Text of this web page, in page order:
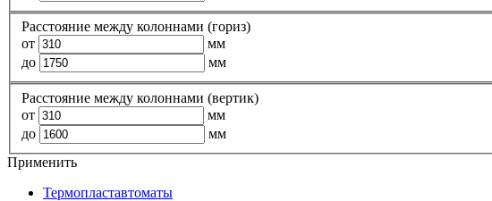
Расстояние между колоннами (гориз)
от
мм
до
мм
Расстояние между колоннами (вертик)
от
мм
до
мм
Применить
Термопластавтоматы